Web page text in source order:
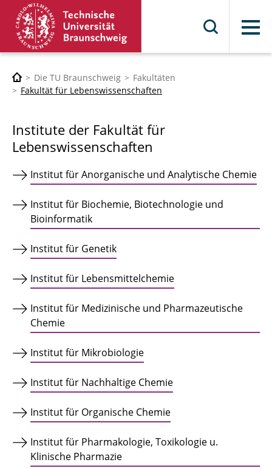
Menü
Die TU Braunschweig
Fakultäten
Fakultät für Lebenswissenschaften
Institute der Fakultät für
Lebenswissenschaften
Institut für Anorganische und Analytische Chemie
Institut für Biochemie, Biotechnologie und
Bioinformatik
Institut für Genetik
Institut für Lebensmittelchemie
Institut für Medizinische und Pharmazeutische
Chemie
Institut für Mikrobiologie
Institut für Nachhaltige Chemie
Institut für Organische Chemie
Institut für Pharmakologie, Toxikologie u.
Klinische Pharmazie